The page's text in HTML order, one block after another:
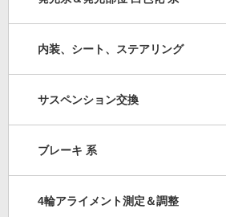
内装、シート、ステアリング
サスペンション交換
ブレーキ 系
4輪アライメント測定＆調整